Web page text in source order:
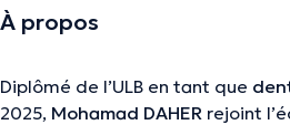
À propos
Diplômé de l’ULB en tant que
2025, Mohamad DAHER rejoint